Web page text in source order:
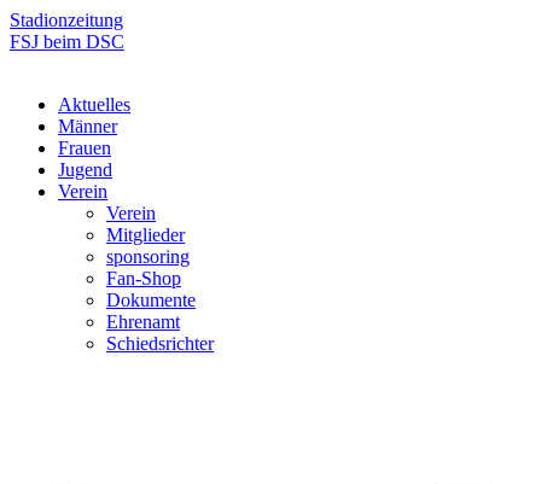
Zum
Inhalt
Stadionzeitung
FSJ beim DSC
Aktuelles
Männer
Frauen
Jugend
Verein
Verein
Mitglieder
sponsoring
Fan-Shop
Dokumente
Ehrenamt
Schiedsrichter